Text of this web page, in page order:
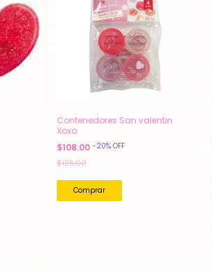
Contenedores San valentin
Xoxo
$108.00 -20% OFF
$135.00